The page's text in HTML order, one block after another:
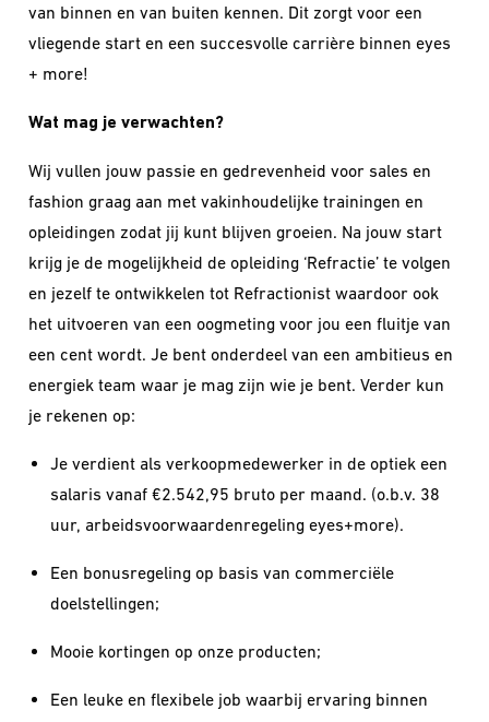
van binnen en van buiten kennen. Dit zorgt voor een
vliegende start en een succesvolle carrière binnen eyes
+ more!
Wat mag je verwachten?
Wij vullen jouw passie en gedrevenheid voor sales en
fashion graag aan met vakinhoudelijke trainingen en
opleidingen zodat jij kunt blijven groeien. Na jouw start
krijg je de mogelijkheid de opleiding ‘Refractie’ te volgen
en jezelf te ontwikkelen tot Refractionist waardoor ook
het uitvoeren van een oogmeting voor jou een fluitje van
een cent wordt. Je bent onderdeel van een ambitieus en
energiek team waar je mag zijn wie je bent. Verder kun
je rekenen op:
Je verdient als verkoopmedewerker in de optiek een
salaris vanaf €2.542,95 bruto per maand. (o.b.v. 38
uur, arbeidsvoorwaardenregeling eyes+more).
Een bonusregeling op basis van commerciële
doelstellingen;
Mooie kortingen op onze producten;
Een leuke en flexibele job waarbij ervaring binnen